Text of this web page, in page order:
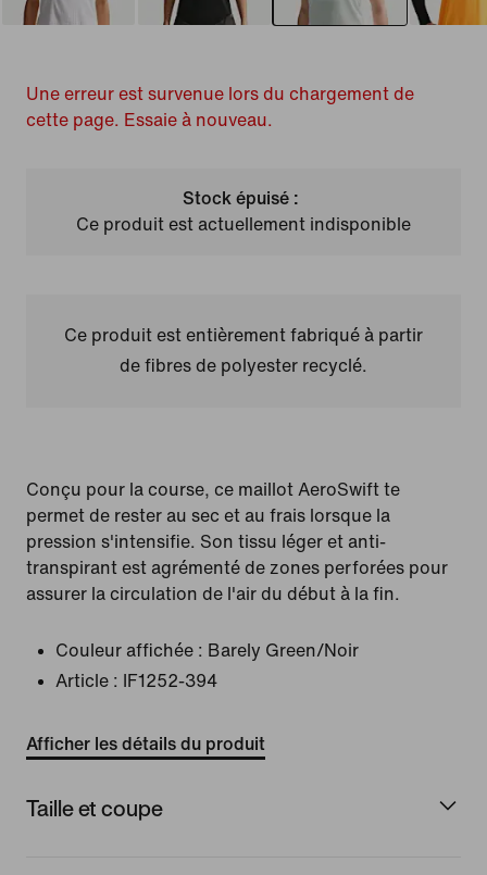
Une erreur est survenue lors du chargement de
cette page. Essaie à nouveau.
Stock épuisé :
Ce produit est actuellement indisponible
Ce produit est entièrement fabriqué à partir
de fibres de polyester recyclé.
Conçu pour la course, ce maillot AeroSwift te
permet de rester au sec et au frais lorsque la
pression s'intensifie. Son tissu léger et anti-
transpirant est agrémenté de zones perforées pour
assurer la circulation de l'air du début à la fin.
Couleur affichée : Barely Green/Noir
Article :
IF1252-394
Afficher les détails du produit
Taille et coupe